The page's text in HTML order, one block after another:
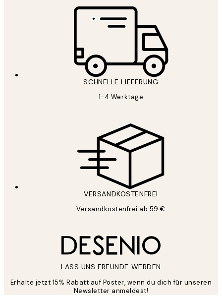
SCHNELLE LIEFERUNG
1-4 Werktage
VERSANDKOSTENFREI
Versandkostenfrei ab 59 €
LASS UNS FREUNDE WERDEN
Erhalte jetzt 15% Rabatt auf Poster, wenn du dich für unseren
Newsletter anmeldest!